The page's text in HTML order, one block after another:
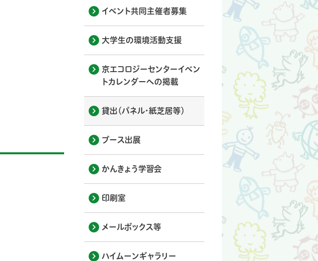
イベント共同主催者募集
大学生の環境活動支援
京エコロジーセンターイベン
トカレンダーへの掲載
貸出（パネル・紙芝居等）
ブース出展
かんきょう学習会
印刷室
メールボックス等
ハイムーンギャラリー